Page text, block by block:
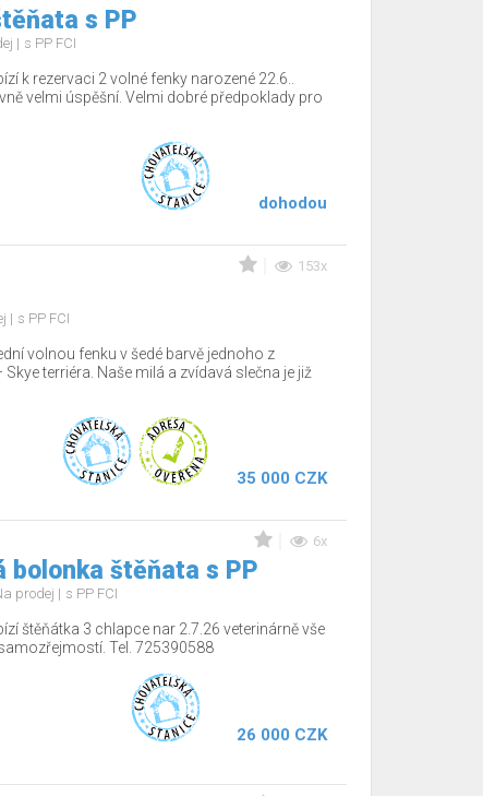
s PP
s PP FCI
k rezervaci 2 volné fenky narozené 22.6..
velmi úspěšní. Velmi dobré předpoklady pro
dohodou
153x
s PP FCI
volnou fenku v šedé barvě jednoho z
terriéra. Naše milá a zvídavá slečna je již
35 000 CZK
6x
bolonka štěňata s PP
prodej s PP FCI
štěňátka 3 chlapce nar 2.7.26 veterinárně vše
Tel. 725390588
26 000 CZK